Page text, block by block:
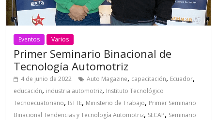
Eventos Varios
Primer Seminario Binacional de
Tecnología Automotriz
4 de junio de 2022 Auto Magazine, capacitación, Ecuador,
educación, industria automotriz, Instituto Tecnológico
Tecnoecuatoriano, ISTTE, Ministerio de Trabajo, Primer Seminario
Binacional Tendencias y Tecnología Automotriz, SECAP, Seminario